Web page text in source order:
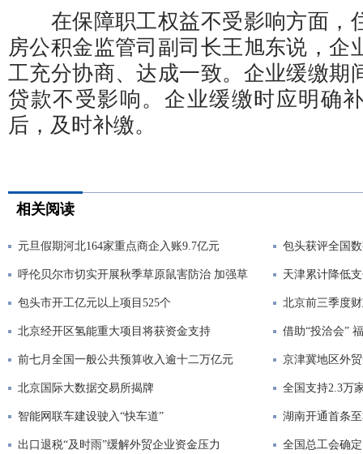
在保障职工权益不受影响方面，
房公积金监管司副司长王旭东说，企
工充分协商、达成一致。企业缓缴期
贷款不受影响。企业缓缴时应明确
后，及时补缴。
相关阅读
元旦假期河北164家重点商企入账9.7亿元 包头获评全国
呼伦贝尔市切实开展秋季草原鼠害防治 加强草 天津累计降低
包头市开工亿元以上项目525个 北京前三季度
北京经开区氢能重大项目将获资金支持 借助“投洽会”
前七月全国一般公共预算收入逾十二万亿元 京津冀地区外
北京国际大数据交易所揭牌 全国支持2.3万
智能网联车建设驶入“快车道” 湖南开通首条
出口退税“及时雨”缓解外贸企业资金压力 全国总工会确